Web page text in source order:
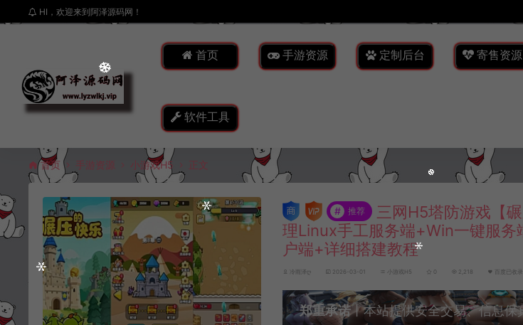
HI，欢迎来到阿泽源码网！
首页 手游资源 定制后台 寄售资源
软件工具
首页 手游资源 小游戏H5 正文
# 推荐
三网H5塔防游戏【
理Linux手工服务端+Win一键服
户端+详细搭建教程
冷雨泽ღ 2026-03-01 小游戏H5 0 2,218 百度已收录
郑重承诺丨本站提供安全交易、信息